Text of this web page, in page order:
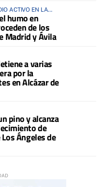
ACTIVO EN LA
humo en
de los
Madrid y Ávila
a varias
por la
en Alcázar de
pino y alcanza
de
Ángeles de